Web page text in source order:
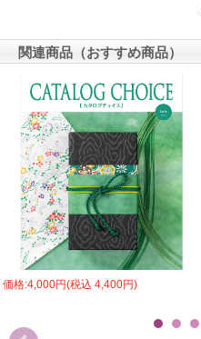
関連商品（おすすめ商品）
価格:4,000円(税込 4,400円)